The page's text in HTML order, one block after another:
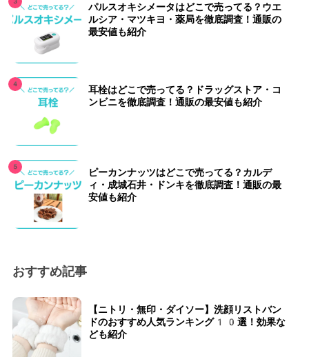
パルスオキシメータはどこで売ってる？ウエ
ルシア・マツキヨ・薬局を徹底調査！通販の
最安値も紹介
耳栓はどこで売ってる？ドラッグストア・コ
ンビニを徹底調査！通販の最安値も紹介
ピーカンナッツはどこで売ってる？カルデ
ィ・成城石井・ドンキを徹底調査！通販の最
安値も紹介
おすすめ記事
【ニトリ・無印・ダイソー】洗顔リストバン
ドのおすすめ人気ランキング10選！効果な
ども紹介